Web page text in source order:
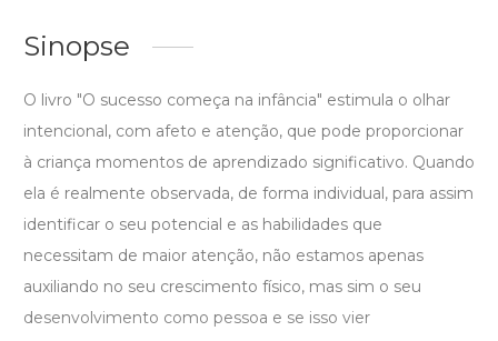
Sinopse
O livro "O sucesso começa na infância" estimula o olhar
intencional, com afeto e atenção, que pode proporcionar
à criança momentos de aprendizado significativo. Quando
ela é realmente observada, de forma individual, para assim
identificar o seu potencial e as habilidades que
necessitam de maior atenção, não estamos apenas
auxiliando no seu crescimento físico, mas sim o seu
desenvolvimento como pessoa e se isso vier